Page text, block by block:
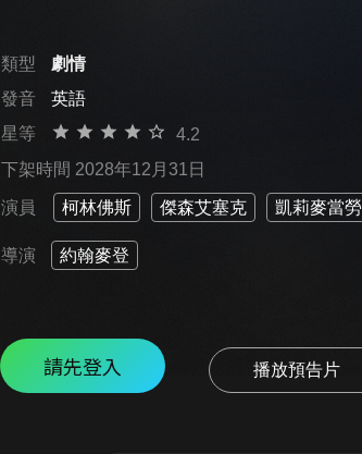
類型
劇情
發音
英語
星等
4.2
下架時間 2028年12月31日
演員 柯林佛斯 傑森艾塞克 凱莉麥當勞
導演 約翰麥登
請先登入 播放預告片